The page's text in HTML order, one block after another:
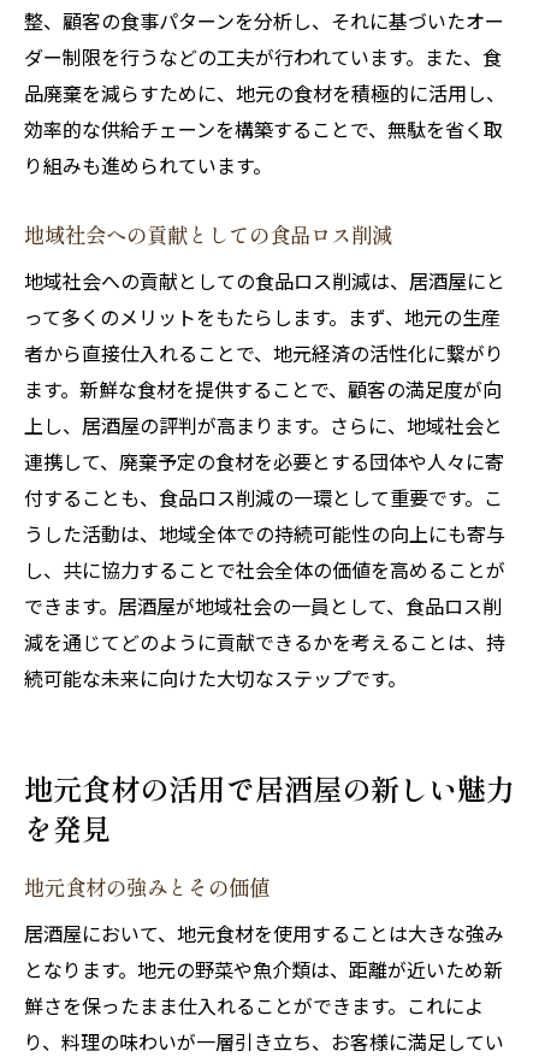
整、顧客の食事パターンを分析し、それに基づいたオー
ダー制限を行うなどの工夫が行われています。また、食
品廃棄を減らすために、地元の食材を積極的に活用し、
効率的な供給チェーンを構築することで、無駄を省く取
り組みも進められています。
地域社会への貢献としての食品ロス削減
地域社会への貢献としての食品ロス削減は、居酒屋にと
って多くのメリットをもたらします。まず、地元の生産
者から直接仕入れることで、地元経済の活性化に繋がり
ます。新鮮な食材を提供することで、顧客の満足度が向
上し、居酒屋の評判が高まります。さらに、地域社会と
連携して、廃棄予定の食材を必要とする団体や人々に寄
付することも、食品ロス削減の一環として重要です。こ
うした活動は、地域全体での持続可能性の向上にも寄与
し、共に協力することで社会全体の価値を高めることが
できます。居酒屋が地域社会の一員として、食品ロス削
減を通じてどのように貢献できるかを考えることは、持
続可能な未来に向けた大切なステップです。
地元食材の活用で居酒屋の新しい魅力
を発見
地元食材の強みとその価値
居酒屋において、地元食材を使用することは大きな強み
となります。地元の野菜や魚介類は、距離が近いため新
鮮さを保ったまま仕入れることができます。これによ
り、料理の味わいが一層引き立ち、お客様に満足してい